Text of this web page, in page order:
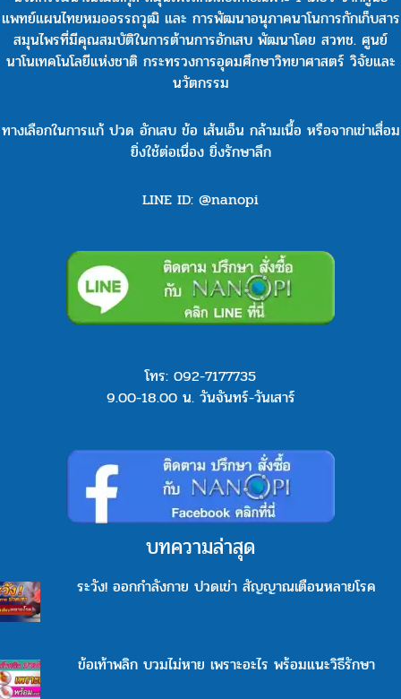
แพทย์แผนไทยหมออรรถวุฒิ และ การพัฒนาอนุภาคนาโนการกักเก็บสาร
สมุนไพรที่มีคุณสมบัติในการต้านการอักเสบ พัฒนาโดย สวทช. ศูนย์
นาโนเทคโนโลยีแห่งชาติ กระทรวงการอุดมศึกษาวิทยาศาสตร์ วิจัยและ
นวัตกรรม
ทางเลือกในการแก้ ปวด อักเสบ ข้อ เส้นเอ็น กล้ามเนื้อ หรือจากเข่าเสื่อม
ยิ่งใช้ต่อเนื่อง ยิ่งรักษาลึก
LINE ID: @nanopi
โทร: 092-7177735
9.00-18.00 น. วันจันทร์-วันเสาร์
บทความล่าสุด
ระวัง! ออกกำลังกาย ปวดเข่า สัญญาณเตือนหลายโรค
ข้อเท้าพลิก บวมไม่หาย เพราะอะไร พร้อมแนะวิธีรักษา